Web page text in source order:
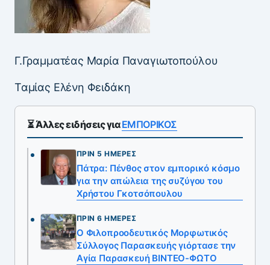
Γ.Γραμματέας Μαρία Παναγιωτοπούλου
Ταμίας Ελένη Φειδάκη
⏳ Άλλες ειδήσεις γιαΕΜΠΟΡΙΚΟΣ
ΠΡΙΝ 5 ΗΜΈΡΕΣ
Πάτρα: Πένθος στον εμπορικό κόσμο
για την απώλεια της συζύγου του
Χρήστου Γκοτσόπουλου
ΠΡΙΝ 6 ΗΜΈΡΕΣ
Ο Φιλοπροοδευτικός Μορφωτικός
Σύλλογος Παρασκευής γιόρτασε την
Αγία Παρασκευή ΒΙΝΤΕΟ-ΦΩΤΟ